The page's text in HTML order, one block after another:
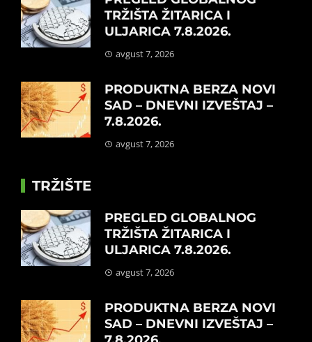
TRŽIŠTA ŽITARICA I
ULJARICA 7.8.2026.
avgust 7, 2026
PRODUKTNA BERZA NOVI
SAD – DNEVNI IZVEŠTAJ –
7.8.2026.
avgust 7, 2026
TRŽIŠTE
PREGLED GLOBALNOG
TRŽIŠTA ŽITARICA I
ULJARICA 7.8.2026.
avgust 7, 2026
PRODUKTNA BERZA NOVI
SAD – DNEVNI IZVEŠTAJ –